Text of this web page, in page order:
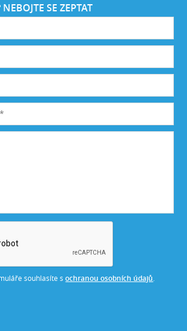
SE ZEPTAT
souhlasíte sochranou osobních údajů